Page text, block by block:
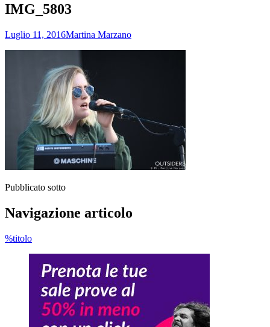
IMG_5803
Luglio 11, 2016Martina Marzano
Pubblicato sotto
Navigazione articolo
%titolo